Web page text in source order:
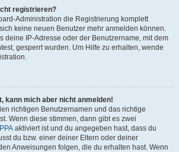
registrieren?
Administration die Registrierung komplett
keine neuen Benutzer mehr anmelden können.
deine IP-Adresse oder der Benutzername, mit dem
gesperrt wurden. Um Hilfe zu erhalten, wende
kann mich aber nicht anmelden!
richtigen Benutzernamen und das richtige
Wenn diese stimmen, dann gibt es zwei
aktiviert ist und du angegeben hast, dass du
du bzw. einer deiner Eltern oder deiner
Anweisungen folgen, die du erhalten hast. Wenn